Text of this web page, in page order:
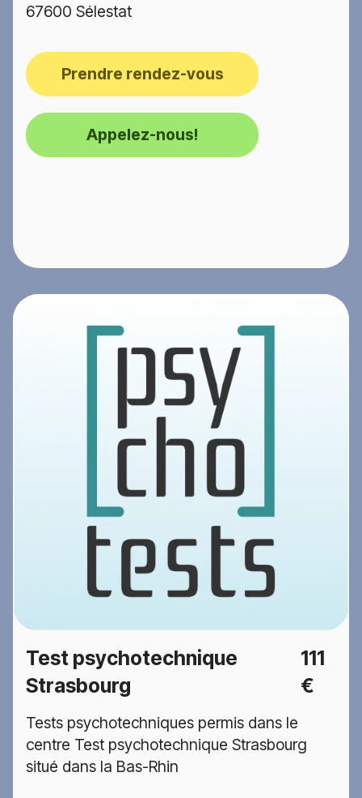
67600 Sélestat
Prendre rendez-vous
Appelez-nous!
Test psychotechnique
Strasbourg
111
€
Tests psychotechniques permis dans le
centre Test psychotechnique Strasbourg
situé dans la Bas-Rhin